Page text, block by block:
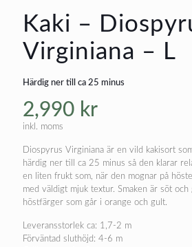
Kaki –
Virginiana – L
Härdig ner till ca 25 minus
2,990 kr
inkl. moms
Diospyrus Virginiana är en vild kakisort
härdig ner till ca 25 minus så den klarar
en liten frukt som, när den mognar på
med väldigt mjuk textur. Smaken är söt
höstfärger som går i orange och gult.
Leveransstorlek ca: 1,7-2 m
Förväntad sluthöjd: 4-6 m